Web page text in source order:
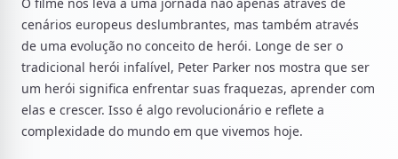
cenários europeus deslumbrantes, mas também através
de uma evolução no conceito de herói. Longe de ser o
tradicional herói infalível, Peter Parker nos mostra que ser
um herói significa enfrentar suas fraquezas, aprender com
elas e crescer. Isso é algo revolucionário e reflete a
complexidade do mundo em que vivemos hoje.